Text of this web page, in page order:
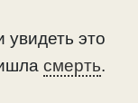
увидеть это
смерть.